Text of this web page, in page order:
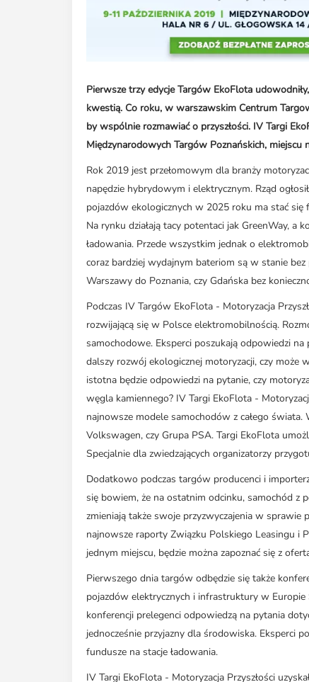
Pierwsze trzy edycje Targów EkoFlota
kwestią. Co roku, w warszawskim Centrum
by wspólnie rozmawiać o przyszłości. IV Targi
Międzynarodowych Targów Poznańskich,
Rok 2019 jest przełomowym dla branży
napędzie hybrydowym i elektrycznym. Rząd
pojazdów ekologicznych w 2025 roku ma stać się
Na rynku działają tacy potentaci jak GreenWay, a
ładowania. Przede wszystkim jednak o
coraz bardziej wydajnym bateriom są w stanie
Warszawy do Poznania, czy Gdańska bez
Podczas IV Targów EkoFlota - Motoryzacja
rozwijającą się w Polsce elektromobilnością.
samochodowe. Eksperci poszukają odpowiedzi
dalszy rozwój ekologicznej motoryzacji, czy może
istotna będzie odpowiedzi na pytanie, czy
węgla kamiennego? IV Targi EkoFlota -
najnowsze modele samochodów z całego
Volkswagen, czy Grupa PSA. Targi EkoFlota
Specjalnie dla zwiedzających organizatorzy
Dodatkowo podczas targów producenci i
się bowiem, że na ostatnim odcinku, samochód z
zmieniają także swoje przyzwyczajenia w sprawie
najnowsze raporty Związku Polskiego Leasingu i
jednym miejscu, będzie można zapoznać się z
Pierwszego dnia targów odbędzie się także
pojazdów elektrycznych i infrastruktury w
konferencji prelegenci odpowiedzą na pytania
jednocześnie przyjazny dla środowiska. Eksperci
fundusze na stacje ładowania.
IV Targi EkoFlota - Motoryzacja Przyszłości